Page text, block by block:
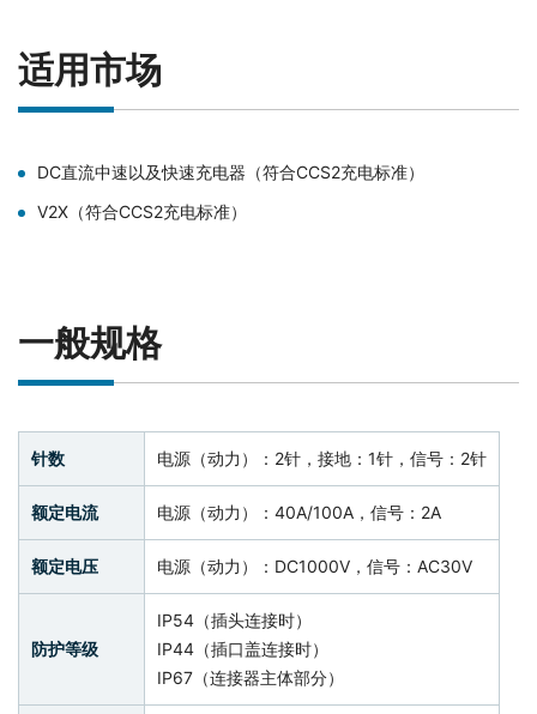
适用市场
DC直流中速以及快速充电器（符合CCS2充电标准）
V2X（符合CCS2充电标准）
一般规格
针数 电源（动力）：2针，接地：1针，信号：2针
额定电流 电源（动力）：40A/100A，信号：2A
额定电压 电源（动力）：DC1000V，信号：AC30V
防护等级
IP54（插头连接时）
IP44（插口盖连接时）
IP67（连接器主体部分）